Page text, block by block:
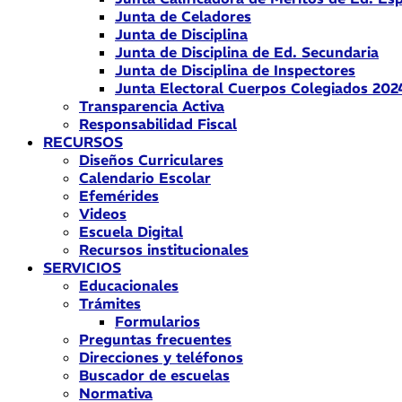
Junta de Celadores
Junta de Disciplina
Junta de Disciplina de Ed. Secundaria
Junta de Disciplina de Inspectores
Junta Electoral Cuerpos Colegiados
Transparencia Activa
Responsabilidad Fiscal
RECURSOS
Diseños Curriculares
Calendario Escolar
Efemérides
Videos
Escuela Digital
Recursos institucionales
SERVICIOS
Educacionales
Trámites
Formularios
Preguntas frecuentes
Direcciones y teléfonos
Buscador de escuelas
Normativa